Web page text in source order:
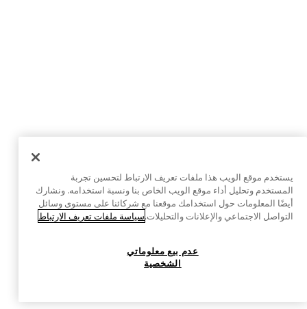
يستخدم موقع الويب هذا ملفات تعريف الارتباط لتحسين تجربة
المستخدم وتحليل أداء موقع الويب الخاص بنا ونسبة استخدامه. ونشارك
أيضًا المعلومات حول استخدامك موقعنا مع شركائنا على مستوى وسائل
التواصل الاجتماعي والإعلانات والتحليلات.سياسة ملفات تعريف الارتباط
عدم بيع معلوماتي
الشخصية